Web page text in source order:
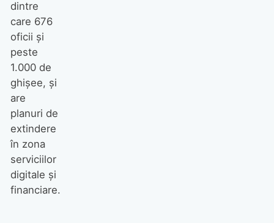
dintre
care 676
oficii și
peste
1.000 de
ghișee, și
are
planuri de
extindere
în zona
serviciilor
digitale și
financiare.